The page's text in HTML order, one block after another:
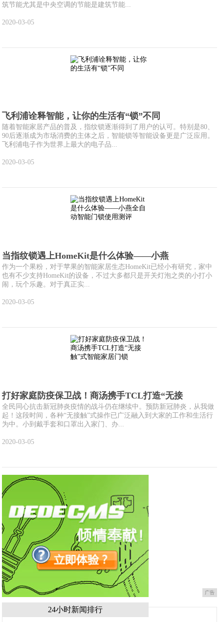
筑节能尤其是中央空调的节能是建筑节能...
2020-03-05
飞利浦诠释智能，让你的生活有“锁”不同
随着智能家居产品的普及，指纹锁逐渐得到了用户的认可。特别是80、
90后逐渐成为市场消费的主体之后，智能锁等智能设备更是广泛应用。
飞利浦电子作为世界上最大的电子品...
2020-03-05
当指纹锁遇上HomeKit是什么体验——小燕
作为一个果粉，对于苹果的智能家居生态HomeKit已经小有研究，家中
也有不少支持HomeKit的设备，不过大多都只是开关灯泡之类的小打小
闹，玩个乐趣。对于真正实...
2020-03-05
打好家庭防疫保卫战！商汤携手TCL打造“无接
全民同心抗击新冠肺炎疫情的战斗仍在继续中。预防新冠肺炎，从我做
起！这段时间，各种“无接触”式操作已广泛融入到大家的工作和生活行
为中。小到戴手套和口罩出入家门、办...
2020-03-05
广告
24小时新闻排行